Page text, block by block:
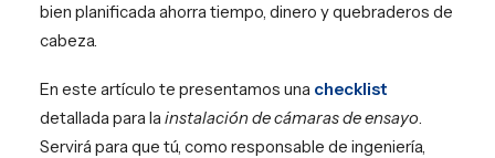
bien planificada ahorra tiempo, dinero y quebraderos de
cabeza.
En este artículo te presentamos una checklist
detallada para la instalación de cámaras de ensayo.
Servirá para que tú, como responsable de ingeniería,